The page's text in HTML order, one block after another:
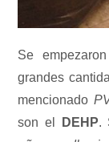
Se
grandes
mencionado
son el
DEHP.